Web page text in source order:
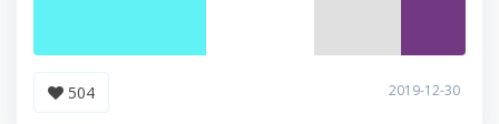
504 2019-12-30